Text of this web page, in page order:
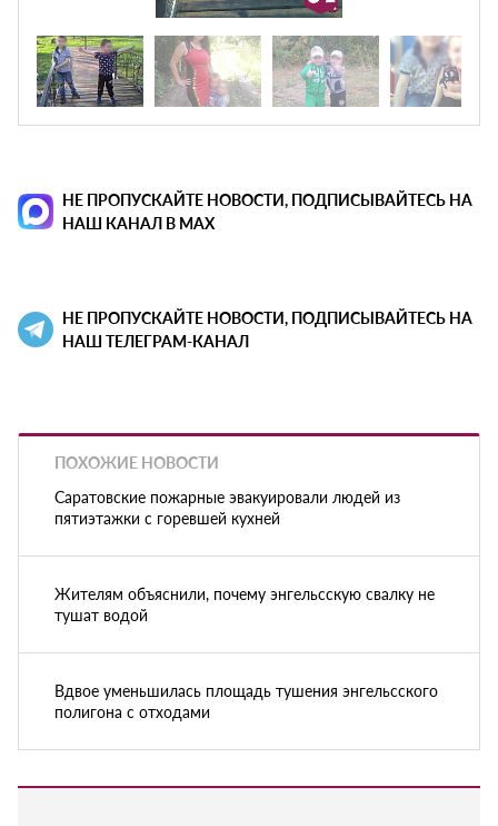
НЕ ПРОПУСКАЙТЕ НОВОСТИ, ПОДПИСЫВАЙТЕСЬ НА
НАШ КАНАЛ В MAX
НЕ ПРОПУСКАЙТЕ НОВОСТИ, ПОДПИСЫВАЙТЕСЬ НА
НАШ ТЕЛЕГРАМ-КАНАЛ
ПОХОЖИЕ НОВОСТИ
Саратовские пожарные эвакуировали людей из
пятиэтажки с горевшей кухней
Жителям объяснили, почему энгельсскую свалку не
тушат водой
Вдвое уменьшилась площадь тушения энгельсского
полигона с отходами